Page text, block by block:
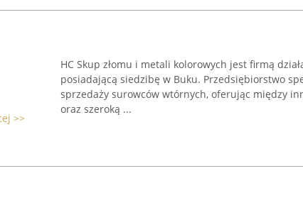
>>
HC Skup złomu i metali kolorowych jest firmą
posiadającą siedzibę w Buku. Przedsiębiorstwo
sprzedaży surowców wtórnych, oferując między
oraz szeroką ...